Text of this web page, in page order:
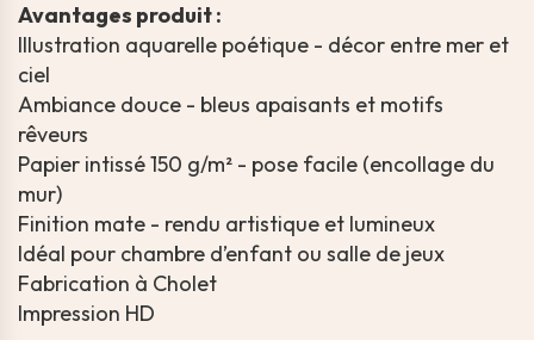
Avantages produit :
Illustration aquarelle poétique - décor entre mer et
ciel
Ambiance douce - bleus apaisants et motifs
rêveurs
Papier intissé 150 g/m² - pose facile (encollage du
mur)
Finition mate - rendu artistique et lumineux
Idéal pour chambre d’enfant ou salle de jeux
Fabrication à Cholet
Impression HD